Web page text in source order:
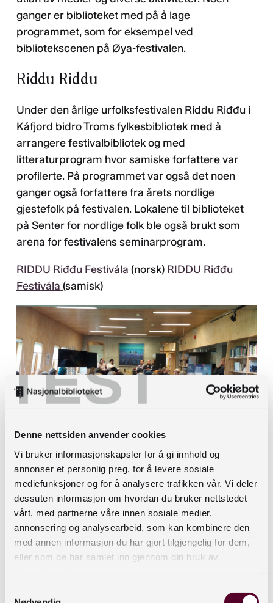
TEST
Denne nettsiden anvender cookies
Vi bruker informasjonskapsler for å gi innhold og
annonser et personlig preg, for å levere sosiale
mediefunksjoner og for å analysere trafikken vår. Vi deler
dessuten informasjon om hvordan du bruker nettstedet
vårt, med partnerne våre innen sosiale medier,
annonsering og analysearbeid, som kan kombinere den
med annen informasjon du har gjort tilgjengelig for dem,
eller som de har samlet inn gjennom din bruk av
ganger er biblioteket med på å lage
programmet, som for eksempel ved
bibliotekscenen på Øya-festivalen.
Riddu Riđđu
Under den årlige urfolksfestivalen Riddu Riđđu i
Kåfjord bidro Troms fylkesbibliotek med å
arrangere festivalbibliotek og med
litteraturprogram hvor samiske forfattere var
profilerte. På programmet var også det noen
ganger også forfattere fra årets nordlige
gjestefolk på festivalen. Lokalene til biblioteket
på Senter for nordlige folk ble også brukt som
arena for festivalens seminarprogram.
RIDDU Riđđu Festivála (norsk) RIDDU Riđđu
Festivála (samisk)
Fra diskusjonspanel under Riddu Riddu-
festivalen i 2016. Foto: Edel Olsen
Márkomeannu
Nordland fylkesbibliotek arrangerte i 2022
festivalbibliotek ved den samiske festivalen
Márkomeannu i Evenes kommune. I samarbeid
samiske barnebøker, med høytlesing på både